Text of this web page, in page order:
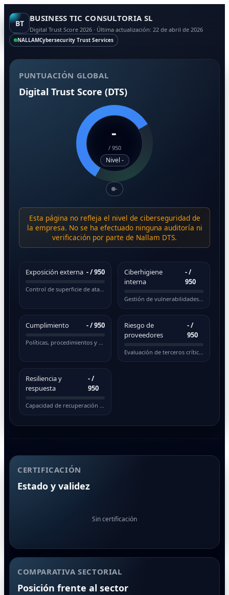
BT BUSINESS TIC CONSULTORIA SL
Digital Trust Score 2026 · Última actualización: 22 de abril de 2026
NALLAMCybersecurity Trust Services
PUNTUACIÓN GLOBAL
Digital Trust Score (DTS)
-
/ 950
Nivel -
-
Esta página no refleja el nivel de ciberseguridad de
la empresa. No se ha efectuado ninguna auditoría ni
verificación por parte de Nallam DTS.
Exposición externa -/ 950
Control de superficie de ataque pública
Ciberhigiene
interna
-/
950
Gestión de vulnerabilidades y actualizaciones
Cumplimiento -/ 950
Políticas, procedimientos y normativas
Riesgo de
proveedores
-/
950
Evaluación de terceros críticos
Resiliencia y
respuesta
-/
950
Capacidad de recuperación ante incidentes
CERTIFICACIÓN
Estado y validez
Sin certificación
COMPARATIVA SECTORIAL
Posición frente al sector